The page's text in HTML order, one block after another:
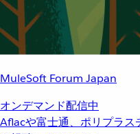
MuleSoft Forum Japan
オンデマンド配信中
Aflacや富士通、ポリプラス